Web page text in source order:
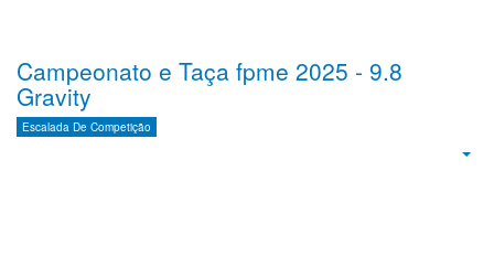
Campeonato e Taça fpme 2025 - 9.8
Gravity
Escalada De Competição